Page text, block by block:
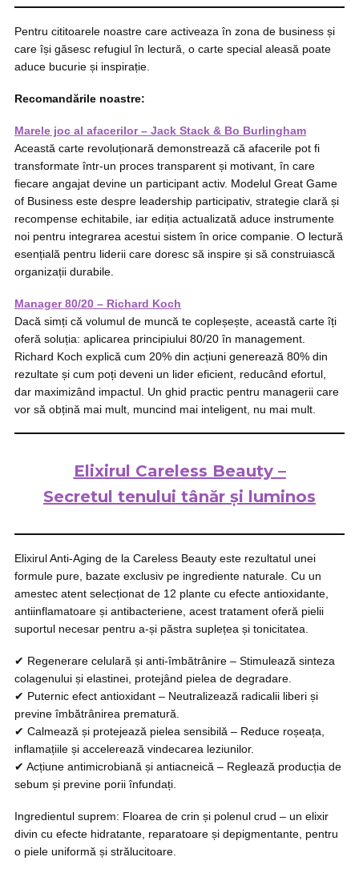
Pentru cititoarele noastre care activeaza în zona de business și
care își găsesc refugiul în lectură, o carte special aleasă poate
aduce bucurie și inspirație.
Recomandările noastre:
Marele joc al afacerilor – Jack Stack & Bo Burlingham
Această carte revoluționară demonstrează că afacerile pot fi
transformate într-un proces transparent și motivant, în care
fiecare angajat devine un participant activ. Modelul Great Game
of Business este despre leadership participativ, strategie clară și
recompense echitabile, iar ediția actualizată aduce instrumente
noi pentru integrarea acestui sistem în orice companie. O lectură
esențială pentru liderii care doresc să inspire și să construiască
organizații durabile.
Manager 80/20 – Richard Koch
Dacă simți că volumul de muncă te copleșește, această carte îți
oferă soluția: aplicarea principiului 80/20 în management.
Richard Koch explică cum 20% din acțiuni generează 80% din
rezultate și cum poți deveni un lider eficient, reducând efortul,
dar maximizând impactul. Un ghid practic pentru managerii care
vor să obțină mai mult, muncind mai inteligent, nu mai mult.
Elixirul Careless Beauty –
Secretul tenului tânăr și luminos
Elixirul Anti-Aging de la Careless Beauty este rezultatul unei
formule pure, bazate exclusiv pe ingrediente naturale. Cu un
amestec atent selecționat de 12 plante cu efecte antioxidante,
antiinflamatoare și antibacteriene, acest tratament oferă pielii
suportul necesar pentru a-și păstra suplețea și tonicitatea.
✔ Regenerare celulară și anti-îmbătrânire – Stimulează sinteza
colagenului și elastinei, protejând pielea de degradare.
✔ Puternic efect antioxidant – Neutralizează radicalii liberi și
previne îmbătrânirea prematură.
✔ Calmează și protejează pielea sensibilă – Reduce roșeața,
inflamațiile și accelerează vindecarea leziunilor.
✔ Acțiune antimicrobiană și antiacneică – Reglează producția de
sebum și previne porii înfundați.
Ingredientul suprem: Floarea de crin și polenul crud – un elixir
divin cu efecte hidratante, reparatoare și depigmentante, pentru
o piele uniformă și strălucitoare.